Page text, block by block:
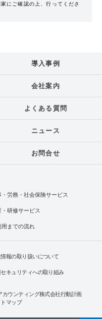
にご確認の上、行ってくださ
導入事例
会社案内
よくある質問
ニュース
お問合せ
・労務・社会保険サービス
・研修サービス
用までの流れ
報の取り扱いについて
キュリティへの取り組み
カウンティング株式会社行動計画
マップ